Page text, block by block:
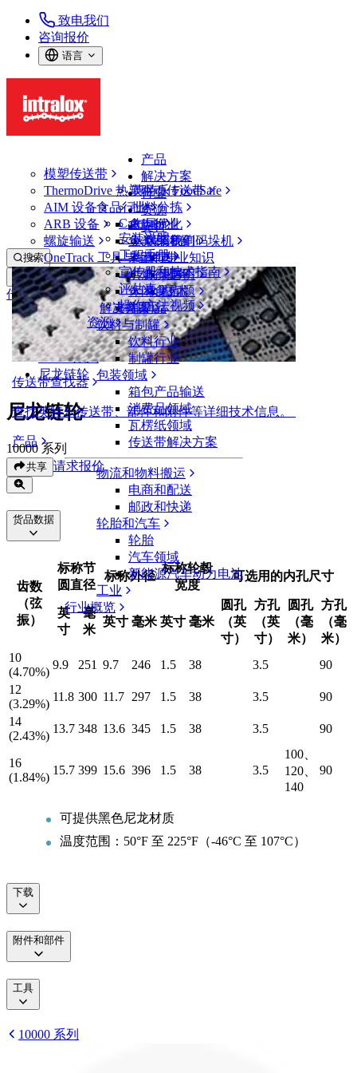
致电我们
咨询报价
语言
产品
模塑传送带
ThermoDrive 热塑驱动传送带
AIM 设备
ARB 设备
螺旋输送
OneTrack 工具与组件
传送带查找器
查找英特乐传送带、部件和附件等详细技术信息。
产品
解决方案
英特乐 FoodSafe
批料分拣
布局优化
从包装机到码垛机
专业知识
服务
技术
解决方案
行业
食品行业
禽肉行业
鱼类和海鲜
果蔬行业
烘焙行业
休闲食品
乳制品
饮料与制罐
饮料行业
制罐行业
包装领域
箱包产品输送
消费品领域
瓦楞纸领域
传送带解决方案
物流和物料搬运
电商和配送
邮政和快递
轮胎和汽车
轮胎
汽车领域
新能源汽车动力电池
工业
行业概览
资源
CalcLab
安装说明
工程手册
宣传册和技术指南
评估表
操作方法视频
资源
支持
联系我们
保证
政策声明
常见问题
支持
搜索
打开菜单
传送带查找器
传送带查找器
模塑传送带
10000 系列
尼龙链轮
尼龙链轮
10000 系列
共享 请求报价
货品数据
齿数
（弦
振）
标称节
圆直径
标称外径
标称轮毂
宽度
可选用的内孔尺寸
英
寸
毫
米
英寸 毫米 英寸 毫米
圆孔
（英
寸）
方孔
（英
寸）
圆孔
（毫
米）
方孔
（毫
米）
10
(4.70%)
9.9 251 9.7 246 1.5 38 3.5
90
12
(3.29%)
11.8 300 11.7 297 1.5 38 3.5
90
14
(2.43%)
13.7 348 13.6 345 1.5 38 3.5 90
16
(1.84%)
15.7 399 15.6 396 1.5 38 3.5
100、
120、
140
90
可提供黑色尼龙材质
温度范围：50°F 至 225°F（-46°C 至 107°C）
下载
附件和部件
工具
10000 系列